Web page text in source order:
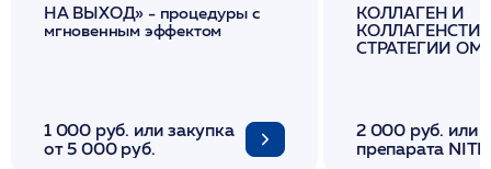
НА ВЫХОД» - процедуры с
мгновенным эффектом
1 000 руб. или закупка
от 5 000 руб.
КОЛЛАГЕН И
СТРАТЕГИИ
2 000 руб. или
препарата